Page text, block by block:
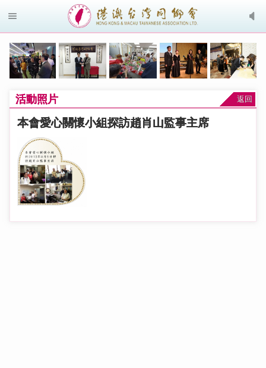
活動照片 返回
本會愛心關懷小組探訪趙肖山監事主席